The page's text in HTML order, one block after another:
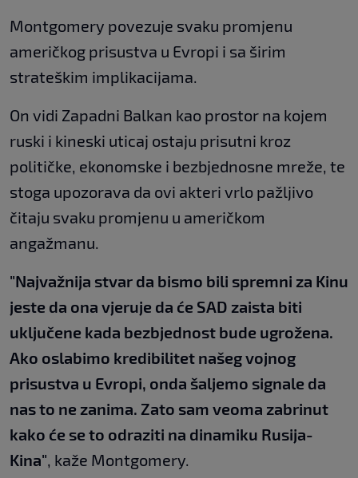
Montgomery povezuje svaku promjenu
američkog prisustva u Evropi i sa širim
strateškim implikacijama.
On vidi Zapadni Balkan kao prostor na kojem
ruski i kineski uticaj ostaju prisutni kroz
političke, ekonomske i bezbjednosne mreže, te
stoga upozorava da ovi akteri vrlo pažljivo
čitaju svaku promjenu u američkom
angažmanu.
"Najvažnija stvar da bismo bili spremni za Kinu
jeste da ona vjeruje da će SAD zaista biti
uključene kada bezbjednost bude ugrožena.
Ako oslabimo kredibilitet našeg vojnog
prisustva u Evropi, onda šaljemo signale da
nas to ne zanima. Zato sam veoma zabrinut
kako će se to odraziti na dinamiku Rusija-
Kina" , kaže Montgomery.